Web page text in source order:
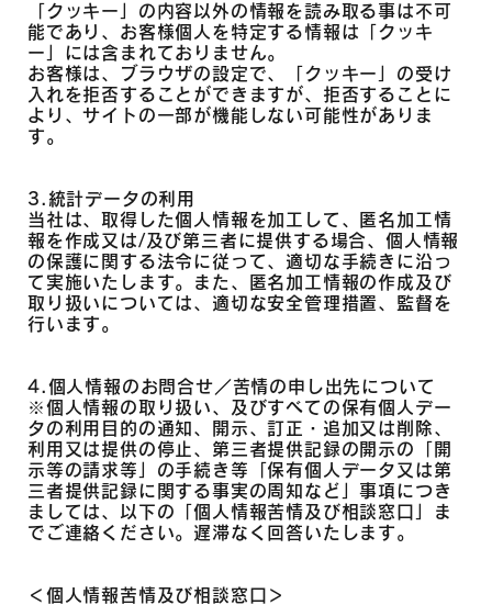
「クッキー」の内容以外の情報を読み取る事は不可
能であり、お客様個人を特定する情報は「クッキ
ー」には含まれておりません。
お客様は、ブラウザの設定で、「クッキー」の受け
入れを拒否することができますが、拒否することに
より、サイトの一部が機能しない可能性がありま
す。
3.統計データの利用
当社は、取得した個人情報を加工して、匿名加工情
報を作成又は/及び第三者に提供する場合、個人情報
の保護に関する法令に従って、適切な手続きに沿っ
て実施いたします。また、匿名加工情報の作成及び
取り扱いについては、適切な安全管理措置、監督を
行います。
4.個人情報のお問合せ／苦情の申し出先について
※個人情報の取り扱い、及びすべての保有個人デー
タの利用目的の通知、開示、訂正・追加又は削除、
利用又は提供の停止、第三者提供記録の開示の「開
示等の請求等」の手続き等「保有個人データ又は第
三者提供記録に関する事実の周知など」事項につき
ましては、以下の「個人情報苦情及び相談窓口」ま
でご連絡ください。遅滞なく回答いたします。
＜個人情報苦情及び相談窓口＞